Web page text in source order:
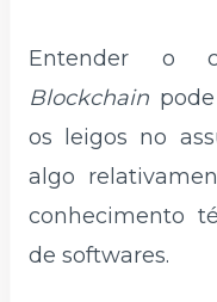
Entender o
Blockchain
os leigos no
algo
conhecimento
de softwares.